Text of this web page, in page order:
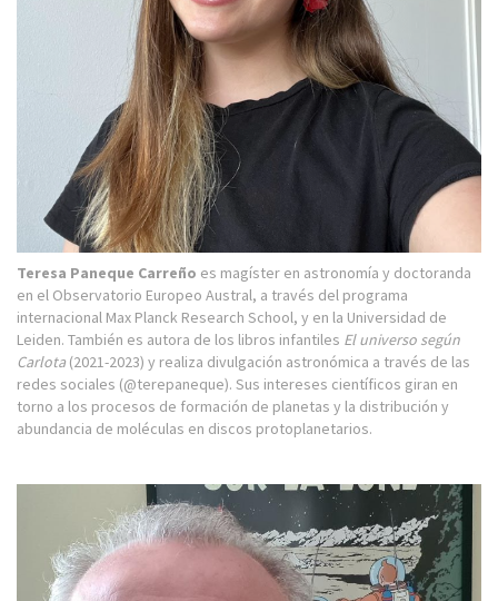
Teresa Paneque Carreño es magíster en astronomía y doctoranda
en el Observatorio Europeo Austral, a través del programa
internacional Max Planck Research School, y en la Universidad de
Leiden. También es autora de los libros infantiles El universo según
Carlota (2021-2023) y realiza divulgación astronómica a través de las
redes sociales (@terepaneque). Sus intereses científicos giran en
torno a los procesos de formación de planetas y la distribución y
abundancia de moléculas en discos protoplanetarios.